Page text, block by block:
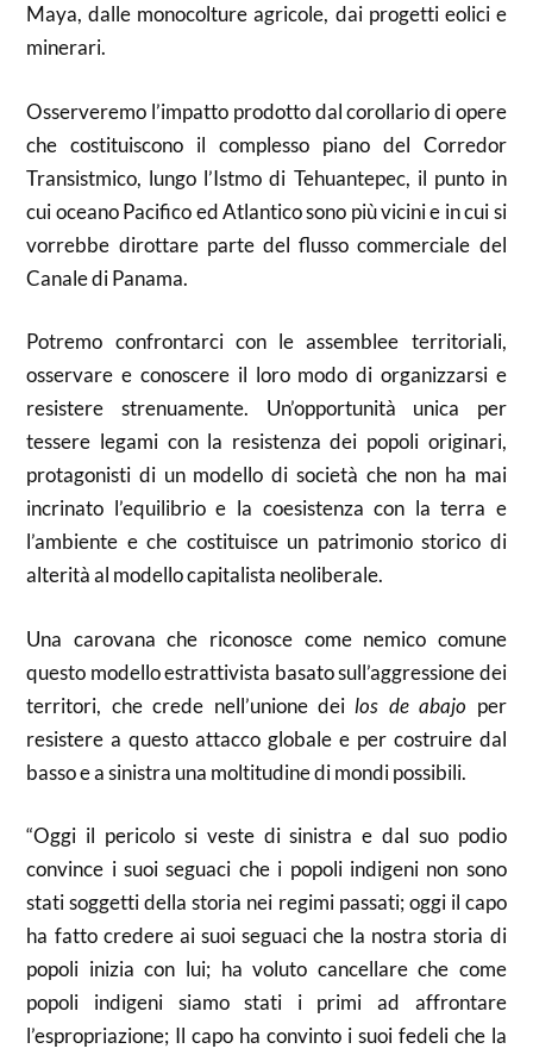
Maya, dalle monocolture agricole, dai progetti eolici e
minerari.
Osserveremo l’impatto prodotto dal corollario di opere
che costituiscono il complesso piano del Corredor
Transistmico, lungo l’Istmo di Tehuantepec, il punto in
cui oceano Pacifico ed Atlantico sono più vicini e in cui si
vorrebbe dirottare parte del flusso commerciale del
Canale di Panama.
Potremo confrontarci con le assemblee territoriali,
osservare e conoscere il loro modo di organizzarsi e
resistere strenuamente. Un’opportunità unica per
tessere legami con la resistenza dei popoli originari,
protagonisti di un modello di società che non ha mai
incrinato l’equilibrio e la coesistenza con la terra e
l’ambiente e che costituisce un patrimonio storico di
alterità al modello capitalista neoliberale.
Una carovana che riconosce come nemico comune
questo modello estrattivista basato sull’aggressione dei
territori, che crede nell’unione dei los de abajo per
resistere a questo attacco globale e per costruire dal
basso e a sinistra una moltitudine di mondi possibili.
“Oggi il pericolo si veste di sinistra e dal suo podio
convince i suoi seguaci che i popoli indigeni non sono
stati soggetti della storia nei regimi passati; oggi il capo
ha fatto credere ai suoi seguaci che la nostra storia di
popoli inizia con lui; ha voluto cancellare che come
popoli indigeni siamo stati i primi ad affrontare
l’espropriazione; Il capo ha convinto i suoi fedeli che la